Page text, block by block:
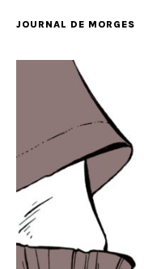
JOURNAL DE MORGES